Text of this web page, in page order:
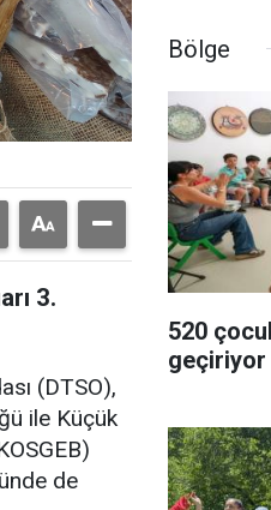
3.
(DTSO),
ile Küçük
de
Bölge
520
geçiriyor